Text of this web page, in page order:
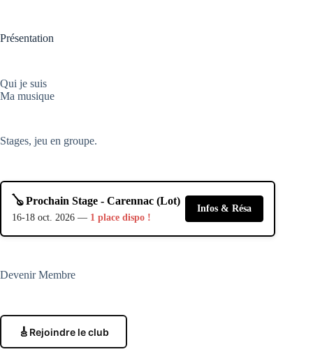
Présentation
Qui je suis
Ma musique
Stages, jeu en groupe.
🪕 Prochain Stage - Carennac (Lot)
16-18 oct. 2026 — 1 place dispo !
Infos & Résa
Devenir Membre
🎸 Rejoindre le club